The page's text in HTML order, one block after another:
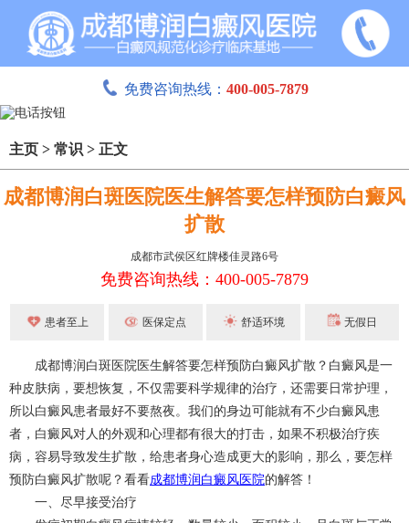
免费咨询热线： 400-005-7879
主页 > 常识 > 正文
成都博润白斑医院医生解答要怎样预防白癜风
扩散
成都市武侯区红牌楼佳灵路6号
免费咨询热线：400-005-7879
患者至上 医保定点 舒适环境 无假日
成都博润白斑医院医生解答要怎样预防白癜风扩散？白癜风是一
种皮肤病，要想恢复，不仅需要科学规律的治疗，还需要日常护理，
所以白癜风患者最好不要熬夜。我们的身边可能就有不少白癜风患
者，白癜风对人的外观和心理都有很大的打击，如果不积极治疗疾
病，容易导致发生扩散，给患者身心造成更大的影响，那么，要怎样
预防白癜风扩散呢？看看成都博润白癜风医院的解答！
一、尽早接受治疗